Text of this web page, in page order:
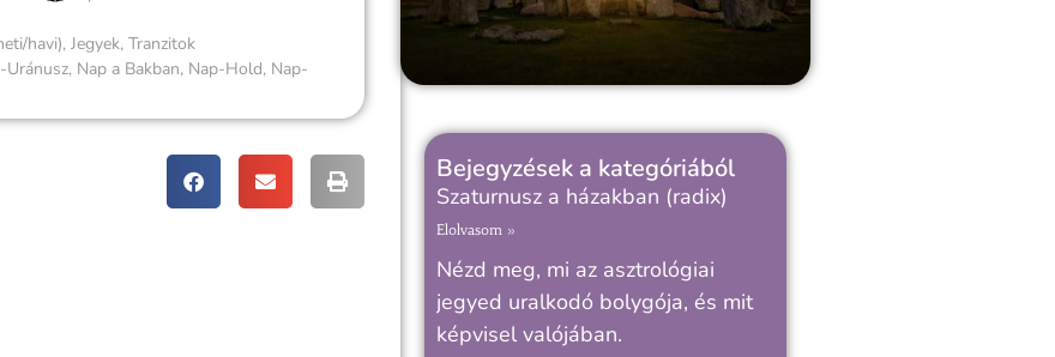
havi), Jegyek, Tranzitok
Uránusz, Nap a Bakban, Nap-Hold, Nap-
Bejegyzések a kategóriából
Szaturnusz a házakban (radix)
Elolvasom »
Nézd meg, mi az asztrológiai
jegyed uralkodó bolygója, és mit
képvisel valójában.